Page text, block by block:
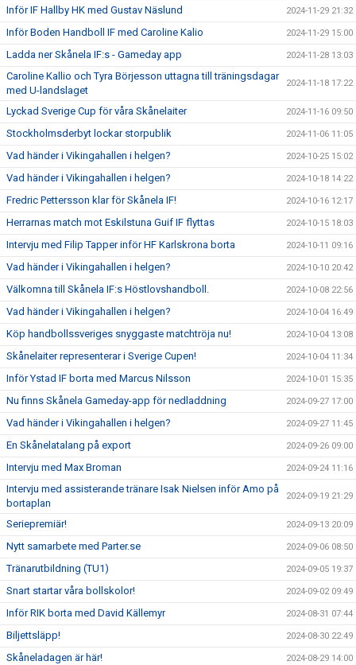
Inför IF Hallby HK med Gustav Näslund 2024-11-29 21:32
Inför Boden Handboll IF med Caroline Kalio 2024-11-29 15:00
Ladda ner Skånela IF:s - Gameday app 2024-11-28 13:03
Caroline Kallio och Tyra Börjesson uttagna till träningsdagar
med U-landslaget
2024-11-18 17:22
Lyckad Sverige Cup för våra Skånelaiter 2024-11-16 09:50
Stockholmsderbyt lockar storpublik 2024-11-06 11:05
Vad händer i Vikingahallen i helgen? 2024-10-25 15:02
Vad händer i Vikingahallen i helgen? 2024-10-18 14:22
Fredric Pettersson klar för Skånela IF! 2024-10-16 12:17
Herrarnas match mot Eskilstuna Guif IF flyttas 2024-10-15 18:03
Intervju med Filip Tapper inför HF Karlskrona borta 2024-10-11 09:16
Vad händer i Vikingahallen i helgen? 2024-10-10 20:42
Välkomna till Skånela IF:s Höstlovshandboll. 2024-10-08 22:56
Vad händer i Vikingahallen i helgen? 2024-10-04 16:49
Köp handbollssveriges snyggaste matchtröja nu! 2024-10-04 13:08
Skånelaiter representerar i Sverige Cupen! 2024-10-04 11:34
Inför Ystad IF borta med Marcus Nilsson 2024-10-01 15:35
Nu finns Skånela Gameday-app för nedladdning 2024-09-27 17:00
Vad händer i Vikingahallen i helgen? 2024-09-27 11:45
En Skånelatalang på export 2024-09-26 09:00
Intervju med Max Broman 2024-09-24 11:16
Intervju med assisterande tränare Isak Nielsen inför Amo på
bortaplan
2024-09-19 21:29
Seriepremiär! 2024-09-13 20:09
Nytt samarbete med Parter.se 2024-09-06 08:50
Tränarutbildning (TU1) 2024-09-05 19:37
Snart startar våra bollskolor! 2024-09-02 09:49
Inför RIK borta med David Källemyr 2024-08-31 07:44
Biljettsläpp! 2024-08-30 22:49
Skåneladagen är här! 2024-08-29 14:00